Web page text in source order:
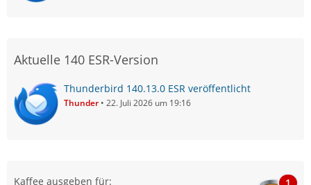
Aktuelle 140 ESR-Version
Thunderbird 140.13.0 ESR veröffentlicht
Thunder 22. Juli 2026 um 19:16
Kaffee ausgeben für: